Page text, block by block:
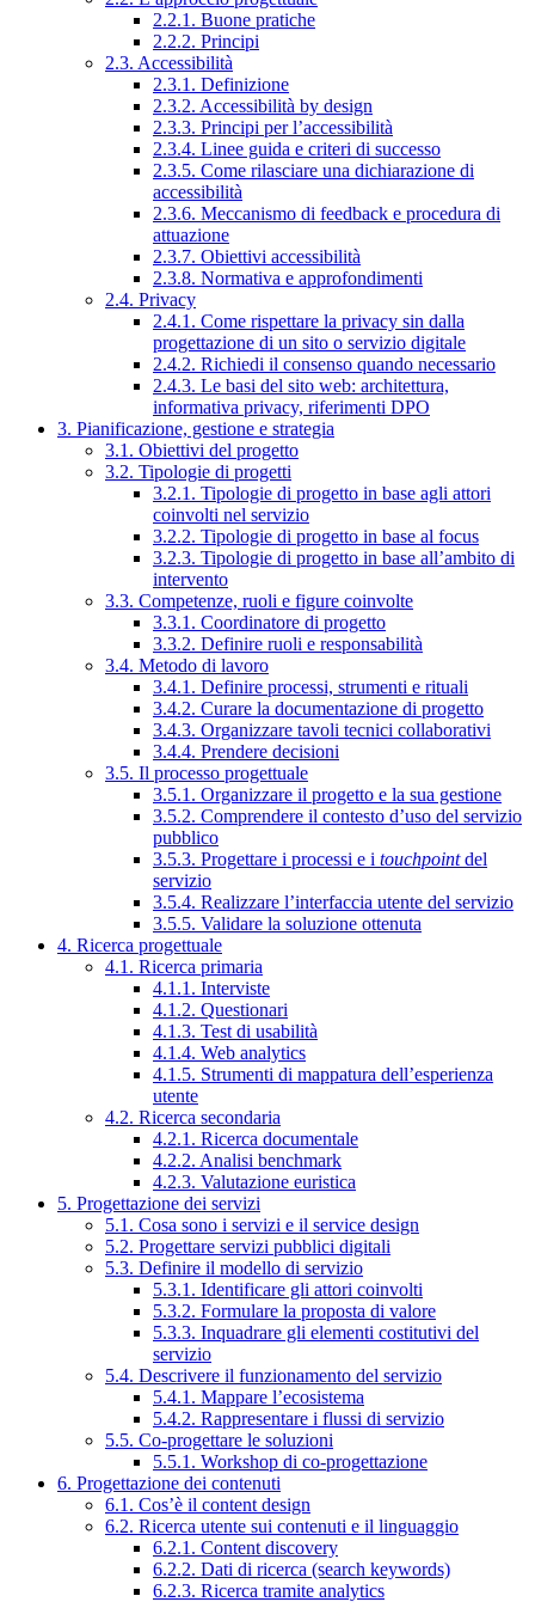
2.2.1. Buone pratiche
2.2.2. Principi
2.3. Accessibilità
2.3.1. Definizione
2.3.2. Accessibilità by design
2.3.3. Principi per l’accessibilità
2.3.4. Linee guida e criteri di successo
2.3.5. Come rilasciare una dichiarazione di
accessibilità
2.3.6. Meccanismo di feedback e procedura di
attuazione
2.3.7. Obiettivi accessibilità
2.3.8. Normativa e approfondimenti
2.4. Privacy
2.4.1. Come rispettare la privacy sin dalla
progettazione di un sito o servizio digitale
2.4.2. Richiedi il consenso quando necessario
2.4.3. Le basi del sito web: architettura,
informativa privacy, riferimenti DPO
3. Pianificazione, gestione e strategia
3.1. Obiettivi del progetto
3.2. Tipologie di progetti
3.2.1. Tipologie di progetto in base agli attori
coinvolti nel servizio
3.2.2. Tipologie di progetto in base al focus
3.2.3. Tipologie di progetto in base all’ambito di
intervento
3.3. Competenze, ruoli e figure coinvolte
3.3.1. Coordinatore di progetto
3.3.2. Definire ruoli e responsabilità
3.4. Metodo di lavoro
3.4.1. Definire processi, strumenti e rituali
3.4.2. Curare la documentazione di progetto
3.4.3. Organizzare tavoli tecnici collaborativi
3.4.4. Prendere decisioni
3.5. Il processo progettuale
3.5.1. Organizzare il progetto e la sua gestione
3.5.2. Comprendere il contesto d’uso del servizio
pubblico
3.5.3. Progettare i processi e i touchpointdel
servizio
3.5.4. Realizzare l’interfaccia utente del servizio
3.5.5. Validare la soluzione ottenuta
4. Ricerca progettuale
4.1. Ricerca primaria
4.1.1. Interviste
4.1.2. Questionari
4.1.3. Test di usabilità
4.1.4. Web analytics
4.1.5. Strumenti di mappatura dell’esperienza
utente
4.2. Ricerca secondaria
4.2.1. Ricerca documentale
4.2.2. Analisi benchmark
4.2.3. Valutazione euristica
5. Progettazione dei servizi
5.1. Cosa sono i servizi e il service design
5.2. Progettare servizi pubblici digitali
5.3. Definire il modello di servizio
5.3.1. Identificare gli attori coinvolti
5.3.2. Formulare la proposta di valore
5.3.3. Inquadrare gli elementi costitutivi del
servizio
5.4. Descrivere il funzionamento del servizio
5.4.1. Mappare l’ecosistema
5.4.2. Rappresentare i flussi di servizio
5.5. Co-progettare le soluzioni
5.5.1. Workshop di co-progettazione
6. Progettazione dei contenuti
6.1. Cos’è il content design
6.2. Ricerca utente sui contenuti e il linguaggio
6.2.1. Content discovery
6.2.2. Dati di ricerca (search keywords)
6.2.3. Ricerca tramite analytics